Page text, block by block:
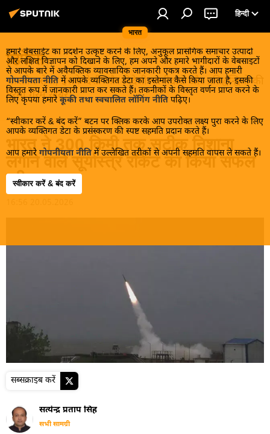
भारत
हिन्दी
हमारे वेबसाईट का प्रदर्शन उत्कृष्ट करने के लिए, अनुकूल प्रासंगिक समाचार उत्पादों
और लक्षित विज्ञापन को दिखाने के लिए, हम अपने और हमारे भागीदारों के वेबसाइटों
से आपके बारे में अवैयक्तिक व्यावसायिक जानकारी एकत्र करते हैं। आप हमारी
गोपनीयता नीति में आपके व्यक्तिगत डेटा का इस्तेमाल कैसे किया जाता है, इसकी
विस्तृत रूप में जानकारी प्राप्त कर सकते हैं। तकनीकों के विस्तृत वर्णन प्राप्त करने के
लिए कृपया हमारे कूकी तथा स्वचालित लॉगिंग नीति पढ़िए।
“स्वीकार करें & बंद करें” बटन पर क्लिक करके आप उपरोक्त लक्ष्य पुरा करने के लिए
आपके व्यक्तिगत डेटा के प्रसंस्करण की स्पष्ट सहमति प्रदान करते हैं।
आप हमारे गोपनीयता नीति में उल्लेखित तरीकों से अपनी सहमति वापस ले सकते हैं।
स्वीकार करें & बंद करें
डिफेंस
भारतीय सेना, इसके देशी और विदेशी भागीदारों और प्रतिद्वन्द्वियों की
गरमा गरम खबरें।
भारत ने 300 किमी तक सटीक निशाना
लगाने वाले सूर्यास्त्र रॉकेट का किया सफल
परीक्षण
सब्सक्राइब करें
सत्येन्द्र प्रताप सिंह
सभी सामग्री